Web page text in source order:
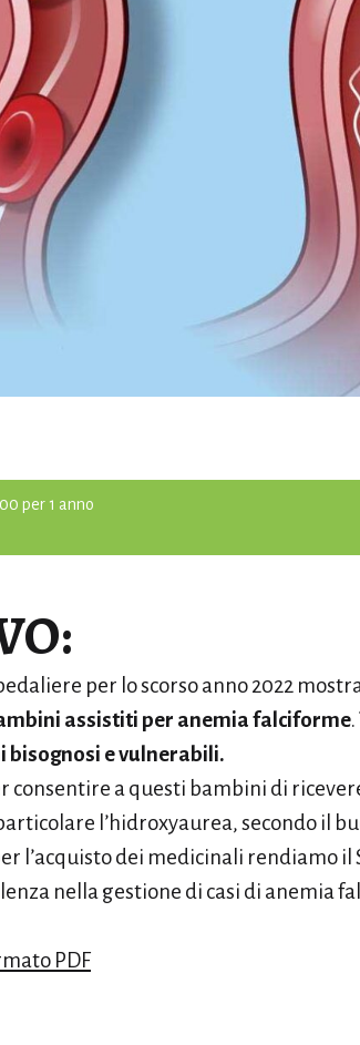
per 1 anno
per lo scorso anno 2022
assistiti per anemia falciforme.
bisognosi e vulnerabili.
consentire a questi bambini di
l’hidroxyaurea, secondo il
l’acquisto dei medicinali rendiamo il
nella gestione di casi di anemia
PDF